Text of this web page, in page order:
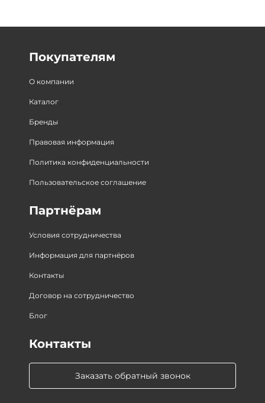
Покупателям
О компании
Каталог
Бренды
Правовая информация
Политика конфиденциальности
Пользовательское соглашение
Партнёрам
Условия сотрудничества
Информация для партнёров
Контакты
Договор на сотрудничество
Блог
Заказать обратный звонок
Контакты